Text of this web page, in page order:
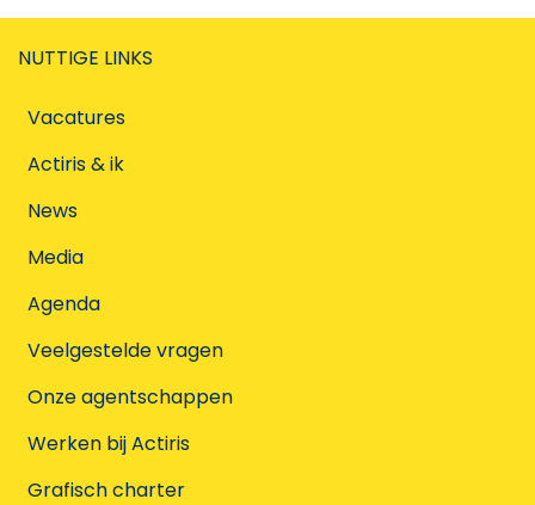
NUTTIGE LINKS
Vacatures
Actiris & ik
News
Media
Agenda
Veelgestelde vragen
Onze agentschappen
Werken bij Actiris
Grafisch charter